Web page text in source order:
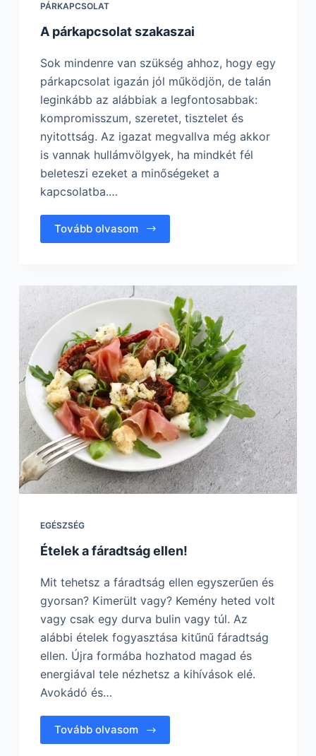
PÁRKAPCSOLAT
A párkapcsolat szakaszai
Sok mindenre van szükség ahhoz, hogy egy
párkapcsolat igazán jól működjön, de talán
leginkább az alábbiak a legfontosabbak:
kompromisszum, szeretet, tisztelet és
nyitottság. Az igazat megvallva még akkor
is vannak hullámvölgyek, ha mindkét fél
beleteszi ezeket a minőségeket a
kapcsolatba.…
Tovább olvasom
EGÉSZSÉG
Ételek a fáradtság ellen!
Mit tehetsz a fáradtság ellen egyszerűen és
gyorsan? Kimerült vagy? Kemény heted volt
vagy csak egy durva bulin vagy túl. Az
alábbi ételek fogyasztása kitűnű fáradtság
ellen. Újra formába hozhatod magad és
energiával tele nézhetsz a kihívások elé.
Avokádó és…
Tovább olvasom